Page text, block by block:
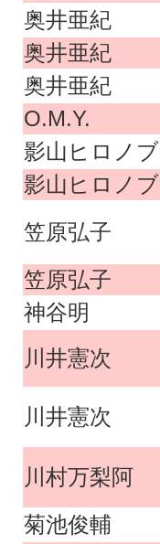
奥井亜紀
奥井亜紀
奥井亜紀
O.M.Y.
影山ヒロノブ
影山ヒロノブ
笠原弘子
笠原弘子
神谷明
川井憲次
川井憲次
川村万梨阿
菊池俊輔